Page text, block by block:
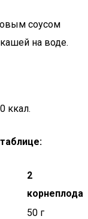
соусом
на воде.
ккал.
2
корнеплода
50 г